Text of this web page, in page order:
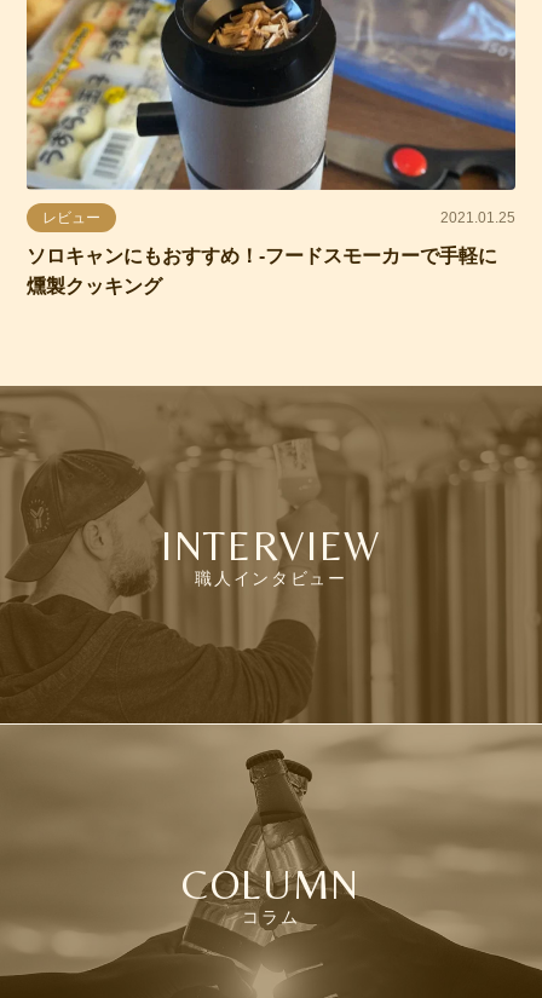
レビュー 2021.01.25
ソロキャンにもおすすめ！-フードスモーカーで手軽に
燻製クッキング
INTERVIEW
職人インタビュー
COLUMN
コラム